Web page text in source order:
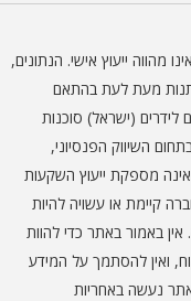
מהווה ייעוץ אישי. הנתונים,
מעת לעת בהתאם
לידרים (ישראל) סוכנות
ח.פ. 513465641 פועלת בתחום השיווק הפנסיוני,
מספקת ייעוץ השקעות
קיימת או עשויה להיות
אין באמור באתר כדי להוות
ואין להסתמך על המידע
נעשה באחריות